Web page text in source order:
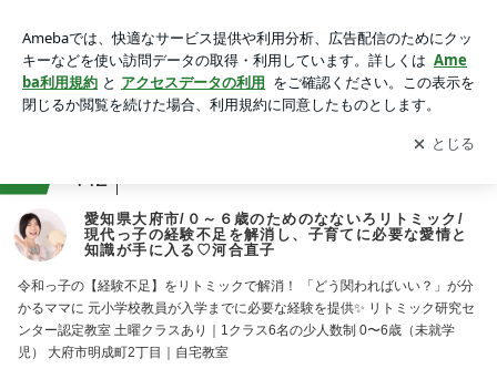
の経験不足を解消し、子育てに必要な愛情と知識が手に入る♡
河合直子
アプリをダウンロードして ブログの更新通知
を受け取りまし
ょう。
開く
442
愛知県大府市/０～６歳のためのなないろリトミック/
現代っ子の経験不足を解消し、子育てに必要な愛情と
知識が手に入る♡河合直子
令和っ子の【経験不足】をリトミックで解消！ 「どう関わればいい？」が分
かるママに 元小学校教員が入学までに必要な経験を提供✨ リトミック研究セ
ンター認定教室 ️土曜クラスあり｜1クラス6名の少人数制 0〜6歳（未就学
児） 大府市明成町2丁目｜自宅教室